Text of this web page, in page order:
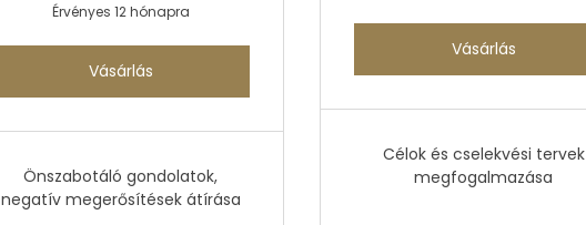
Érvényes 12 hónapra
Vásárlás
Önszabotáló gondolatok,
negatív megerősítések átírása
Vásárlás
Célok és cselekvési tervek
megfogalmazása